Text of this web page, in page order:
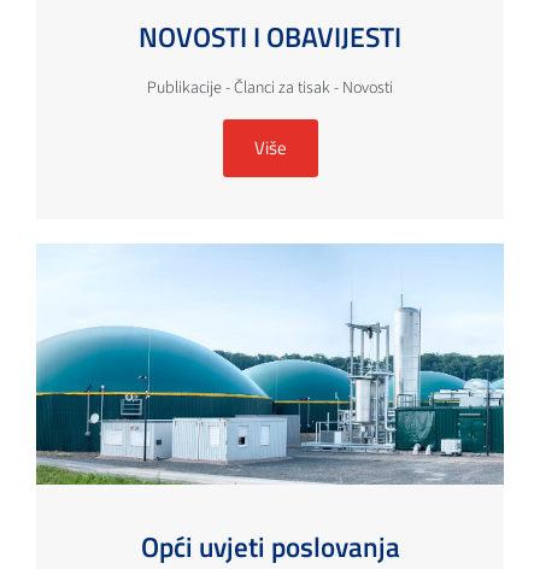
NOVOSTI I OBAVIJESTI
Publikacije - Članci za tisak - Novosti
Više
Opći uvjeti poslovanja